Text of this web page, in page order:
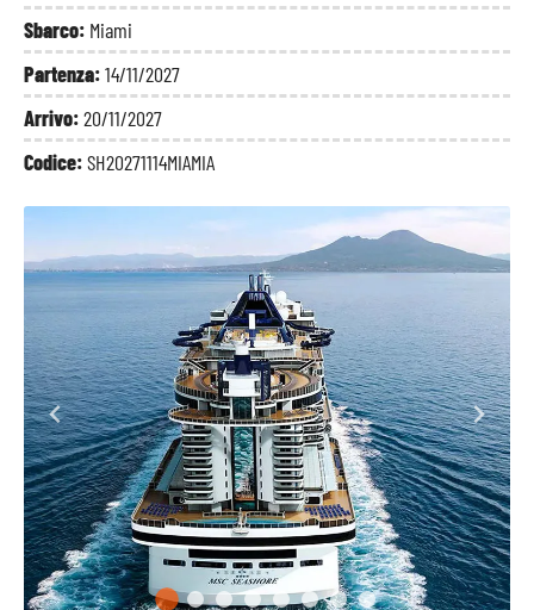
Sbarco: Miami
Partenza:14/11/2027
Arrivo:20/11/2027
Codice:SH20271114MIAMIA